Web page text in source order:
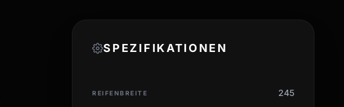
SPEZIFIKATIONEN
REIFENBREITE 245